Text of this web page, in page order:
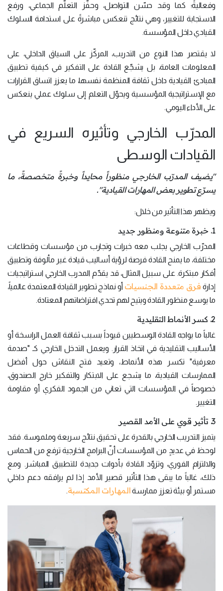
وفعاليةً؛ كما وقد حسّن التواصل، وحفّز التعلّم الجماعي، ورفع
الاستجابة للتغيير، وهي نتائج تنعكس مباشرةً على استدامة السلوك
القيادي داخل المؤسسة.
لا يقتصر هذا النوع من التدريب، المركّز على السياق الداخلي، على
المعلومات العامة، بل يشجّع القادة على التفكير في كيفية تطبيق
المبادئ القيادية داخل ثقافة المنظمة نفسها، ما يعزز اتساق القرارات
مع الإستراتيجية المؤسسية ويحوّل التعلم إلى سلوك عملي ينعكس
على الأداء اليومي.
المدرّب الخارجي وتأثيره السريع في
القيادات الوسطى
"يضيف المدرّب الخارجي منظوراً محايداً وخبرةً متخصصةً، ما
يسرّع تطوير بعض المهارات القيادية".
ويظهر هذا التأثير من خلال:
1. خبرة متنوعة ومنظور جديد
المدرّب الخارجي يجلب معه خبرات وتجارب من مؤسسات وقطاعات
مختلفة، ما يمنح القادة فرصة لرؤية أساليب قيادة غير مألوفة وتطبيق
أفكار مبتكرة. على سبيل المثال، قد يقدّم المدرب الخارجي استراتيجيات
إدارة فرق متعددة الجنسيات أو نماذج تطوير القيادة المعتمدة عالمياً،
ما يوسع منظور القادة ويتيح لهم تحدي افتراضاتهم المعتادة.
2. كسر الأنماط التقليدية
غالباً ما يواجه القادة الوسطيين قيوداً بسبب ثقافة العمل الراسخة أو
الأساليب التقليدية في اتخاذ القرار. ويعمل التدخل الخارجي كـ "صدمة
معرفية" تكسر هذه الأنماط، وتعيد فتح النقاش حول أفضل
الممارسات القيادية، ما يشجع على الابتكار والتفكير خارج الصندوق،
خصوصاً في المؤسسات التي تعاني من الجمود الفكري أو مقاومة
التغيير.
3. تأثير قوي على الأمد القصير
يتميز التدريب الخارجي بالقدرة على تحقيق نتائج سريعة وملموسة. فقد
لوحظ في عديدٍ من المؤسسات أنّ البرامج الخارجية ترفع من الحماس
والالتزام الفوري، وتزوّد القادة بأدوات جديدة للتطبيق المباشر. ومع
ذلك، غالباً ما يبقى هذا التأثير قصير الأمد إذا لم يرافقه دعم داخلي
مستمر أو بيئة تعزز ممارسةالمهارات المكتسبة.